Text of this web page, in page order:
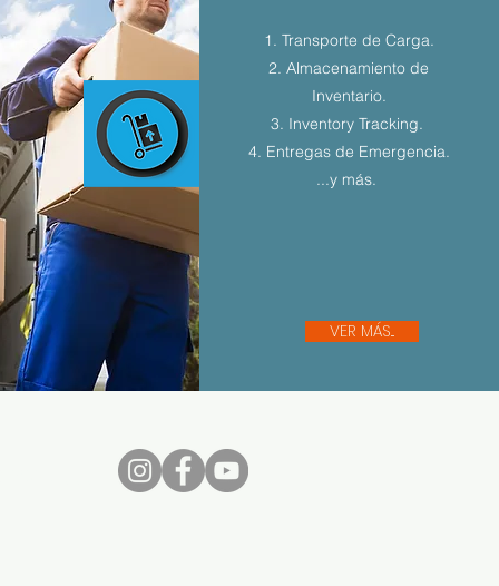
1. Transporte de Carga.
2. Almacenamiento de
Inventario.
3. Inventory Tracking.
4. Entregas de Emergencia.
...y más.
VER MÁS...